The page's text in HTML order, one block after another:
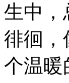
生中，
徘徊，
个温暖